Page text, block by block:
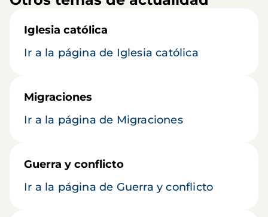
Iglesia católica
Ir a la página de Iglesia católica
Migraciones
Ir a la página de Migraciones
Guerra y conflicto
Ir a la página de Guerra y conflicto